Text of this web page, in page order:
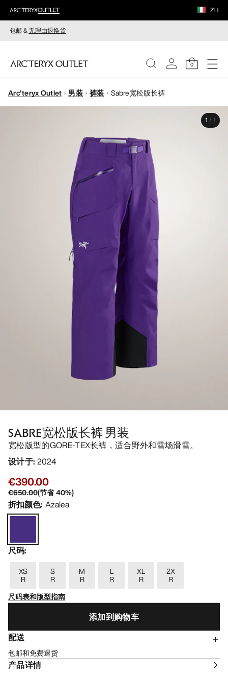
ZH
包邮 &无理由退换货
0
女装
Arc'teryx Outlet 男装 裤装 Sabre宽松版长裤
1 / 1
SABRE宽松版长裤 男装
宽松版型的GORE-TEX长裤，适合野外和雪场滑雪。
设计于: 2024
€390.00
€650.00(节省40%)
折扣颜色: Azalea
尺码:
XS
R
S
R
M
R
L
R
XL
R
2X
R
尺码表和版型指南
添加到购物车
配送
包邮和免费退货
产品详情